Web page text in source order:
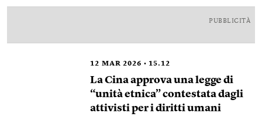
PUBBLICITÀ
12 MAR 2026 15.12
La Cina approva una legge di
“unità etnica” contestata dagli
attivisti per i diritti umani